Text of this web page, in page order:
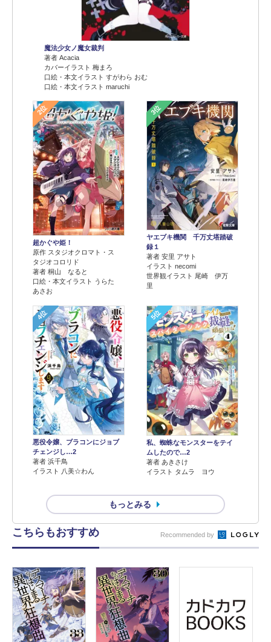
魔法少女ノ魔女裁判
著者 Acacia
カバーイラスト 梅まろ
口絵・本文イラスト すがわら おむ
口絵・本文イラスト maruchi
2位
超かぐや姫！
原作 スタジオクロマト・ス
タジオコロリド
著者 桐山 なると
口絵・本文イラスト うらた
あさお
3位
ヤエブキ機関 千万丈塔踏破
録１
著者 安里 アサト
イラスト necomi
世界観イラスト 尾崎 伊万
里
4位
悪役令嬢、ブラコンにジョブ
チェンジし…2
著者 浜千鳥
イラスト 八美☆わん
5位
私、蜘蛛なモンスターをテイ
ムしたので…2
著者 あきさけ
イラスト タムラ ヨウ
もっとみる
こちらもおすすめ Recommended by